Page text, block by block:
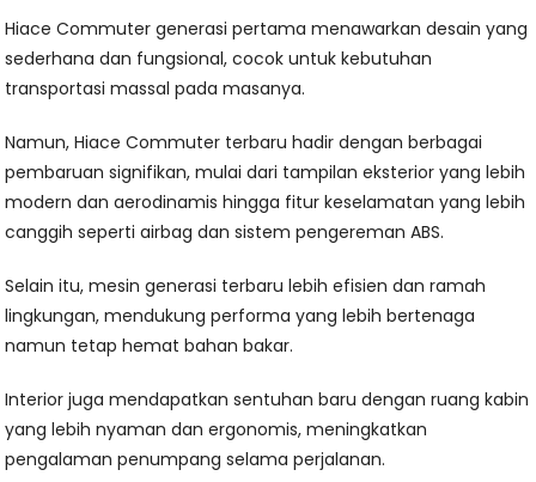
Hiace Commuter generasi pertama menawarkan desain yang
sederhana dan fungsional, cocok untuk kebutuhan
transportasi massal pada masanya.
Namun, Hiace Commuter terbaru hadir dengan berbagai
pembaruan signifikan, mulai dari tampilan eksterior yang lebih
modern dan aerodinamis hingga fitur keselamatan yang lebih
canggih seperti airbag dan sistem pengereman ABS.
Selain itu, mesin generasi terbaru lebih efisien dan ramah
lingkungan, mendukung performa yang lebih bertenaga
namun tetap hemat bahan bakar.
Interior juga mendapatkan sentuhan baru dengan ruang kabin
yang lebih nyaman dan ergonomis, meningkatkan
pengalaman penumpang selama perjalanan.